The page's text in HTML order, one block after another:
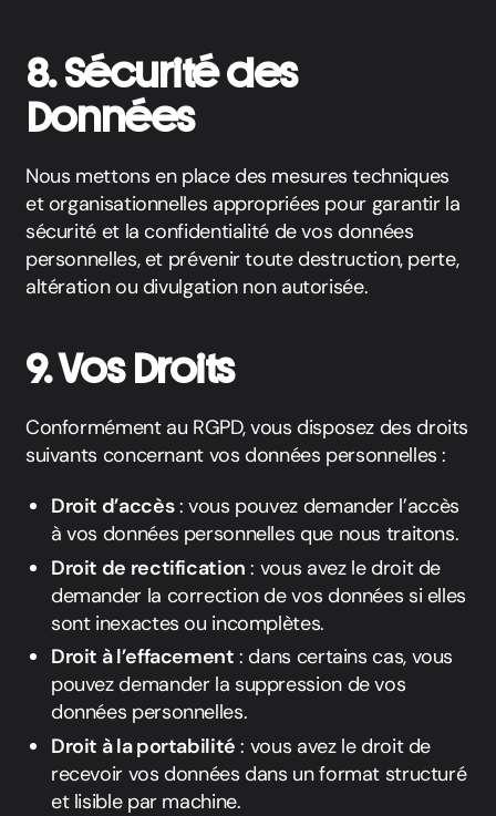
8. Sécurité des
Données
Nous mettons en place des mesures techniques
et organisationnelles appropriées pour garantir la
sécurité et la confidentialité de vos données
personnelles, et prévenir toute destruction, perte,
altération ou divulgation non autorisée.
9. Vos Droits
Conformément au RGPD, vous disposez des droits
suivants concernant vos données personnelles :
Droit d’accès: vous pouvez demander l’accès
à vos données personnelles que nous traitons.
Droit de rectification : vous avez le droit de
demander la correction de vos données si elles
sont inexactes ou incomplètes.
Droit à l’effacement : dans certains cas, vous
pouvez demander la suppression de vos
données personnelles.
Droit à la portabilité : vous avez le droit de
recevoir vos données dans un format structuré
et lisible par machine.